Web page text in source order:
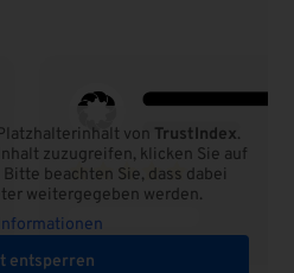
von TrustIndex.
zuzugreifen, klicken Sie auf
beachten Sie, dass dabei
weitergegeben werden.
entsperren